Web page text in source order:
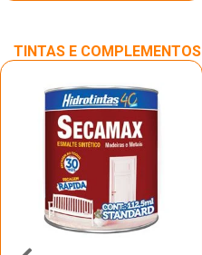
TINTAS E COMPLEMENTOS